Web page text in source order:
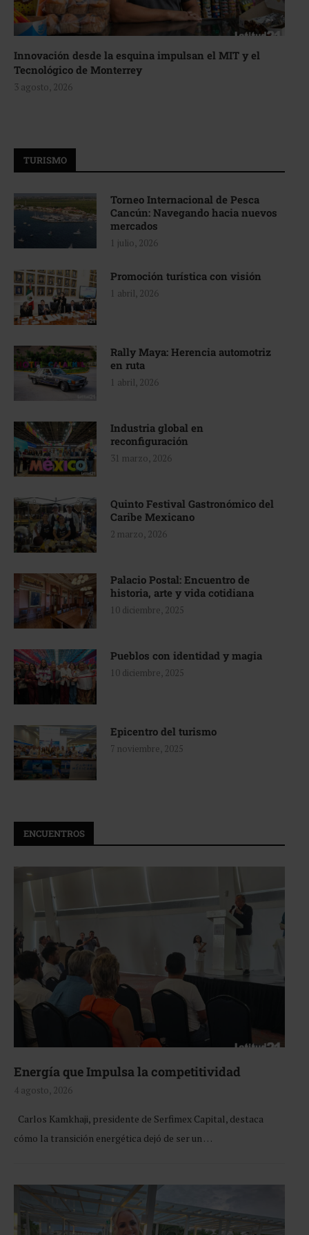
Innovación desde la esquina impulsan el MIT y el
Tecnológico de Monterrey
3 agosto, 2026
TURISMO
Torneo Internacional de Pesca
Cancún: Navegando hacia nuevos
mercados
1 julio, 2026
Promoción turística con visión
1 abril, 2026
Rally Maya: Herencia automotriz
en ruta
1 abril, 2026
Industria global en
reconfiguración
31 marzo, 2026
Quinto Festival Gastronómico del
Caribe Mexicano
2 marzo, 2026
Palacio Postal: Encuentro de
historia, arte y vida cotidiana
10 diciembre, 2025
Pueblos con identidad y magia
10 diciembre, 2025
Epicentro del turismo
7 noviembre, 2025
ENCUENTROS
Energía que Impulsa la competitividad
4 agosto, 2026
Carlos Kamkhaji, presidente de Serfimex Capital, destaca
cómo la transición energética dejó de ser un …